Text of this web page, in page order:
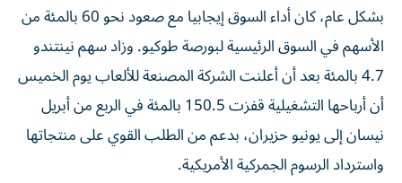
بشكل عام، كان أداء السوق إيجابيا مع صعود نحو 60 بالمئة من
الأسهم في السوق الرئيسية لبورصة طوكيو. وزاد سهم نينتندو
‌4.7 بالمئة بعد أن ‌أعلنت الشركة المصنعة للألعاب يوم الخميس
أن أرباحها التشغيلية قفزت 150.5 بالمئة في ‌الربع من أبريل
نيسان إلى يونيو حزيران، بدعم من الطلب القوي على منتجاتها
واسترداد الرسوم الجمركية الأمريكية.